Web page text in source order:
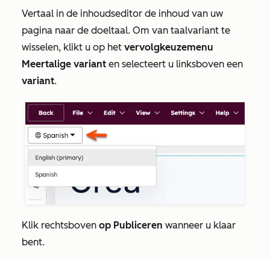
Vertaal in de inhoudseditor de inhoud van uw
pagina naar de doeltaal. Om van taalvariant te
wisselen, klikt u op het vervolgkeuzemenu
Meertalige variant en selecteert u linksboven een
variant.
Klik rechtsboven op Publiceren wanneer u klaar
bent.